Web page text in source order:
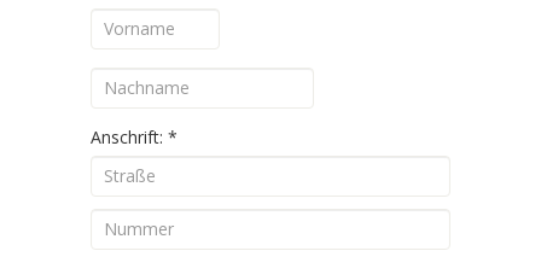
Anschrift: *